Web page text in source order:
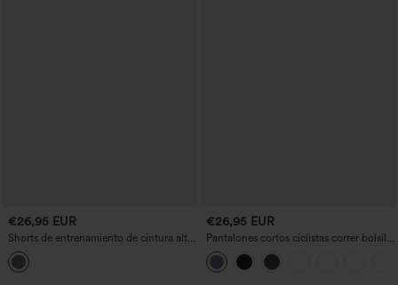
€26,95 EUR
Shorts de entrenamiento de cintura alta
con bolsillos 5''
€26,95 EUR
Pantalones cortos ciclistas correr bolsillo
lateral tiro alto